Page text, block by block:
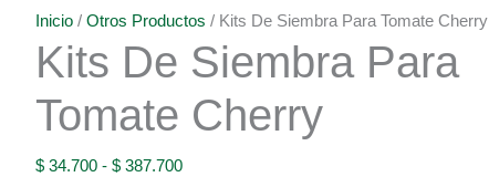
Inicio / Otros Productos / Kits De Siembra Para Tomate Cherry
Kits De Siembra Para
Tomate Cherry
$ 34.700 - $ 387.700Rango